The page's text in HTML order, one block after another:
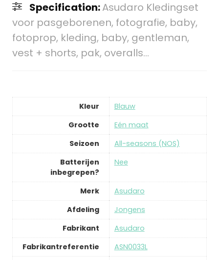
Specification:Asudaro Kledingset
voor pasgeborenen, fotografie, baby,
fotoprop, kleding, baby, gentleman,
vest + shorts, pak, overalls…
Kleur
Blauw
Grootte
Eén maat
Seizoen
All-seasons (NOS)
Batterijen
inbegrepen?
Nee
Merk
Asudaro
Afdeling
Jongens
Fabrikant
Asudaro
Fabrikantreferentie
ASN0033L